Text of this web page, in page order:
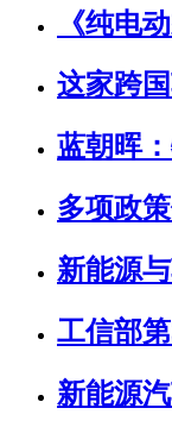
《纯电
这家跨
蓝朝晖
多项政
新能源
工信部
新能源